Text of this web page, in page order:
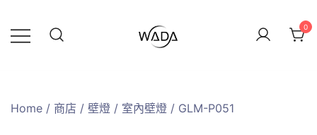
0
Home / 商店 / 壁燈 / 室內壁燈 / GLM-P051